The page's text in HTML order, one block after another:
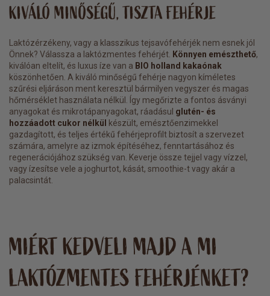
KIVÁLÓ MINŐSÉGŰ, TISZTA FEHÉRJE
Laktózérzékeny, vagy a klasszikus tejsavófehérjék nem esnek jól
Önnek? Válassza a laktózmentes fehérjét. Könnyen emészthető,
kiválóan eltelít, és luxus íze van a BIO holland kakaónak
köszönhetően. A kiváló minőségű fehérje nagyon kíméletes
szűrési eljáráson ment keresztül bármilyen vegyszer és magas
hőmérséklet használata nélkül. Így megőrizte a fontos ásványi
anyagokat és mikrotápanyagokat, ráadásul glutén- és
hozzáadott cukor nélkül
készült, emésztőenzimekkel
gazdagított, és teljes értékű fehérjeprofilt biztosít a szervezet
számára, amelyre az izmok építéséhez, fenntartásához és
regenerációjához szükség van. Keverje össze tejjel vagy vízzel,
vagy ízesítse vele a joghurtot, kását, smoothie-t vagy akár a
palacsintát.
MIÉRT KEDVELI MAJD A MI
LAKTÓZMENTES FEHÉRJÉNKET?